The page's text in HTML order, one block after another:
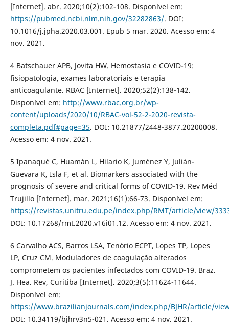
[Internet]. abr. 2020;10(2):102-108. Disponível em:
https://pubmed.ncbi.nlm.nih.gov/32282863/. DOI:
10.1016/j.jpha.2020.03.001. Epub 5 mar. 2020. Acesso em: 4
nov. 2021.
4 Batschauer APB, Jovita HW. Hemostasia e COVID-19:
fisiopatologia, exames laboratoriais e terapia
anticoagulante. RBAC [Internet]. 2020;52(2):138-142.
Disponível em: http://www.rbac.org.br/wp-
content/uploads/2020/10/RBAC-vol-52-2-2020-revista-
completa.pdf#page=35. DOI: 10.21877/2448-3877.20200008.
Acesso em: 4 nov. 2021.
5 Ipanaqué C, Huamán L, Hilario K, Juménez Y, Julián-
Guevara K, Isla F, et al. Biomarkers associated with the
prognosis of severe and critical forms of COVID-19. Rev Méd
Trujillo [Internet]. mar. 2021;16(1):66-73. Disponível em:
https://revistas.unitru.edu.pe/index.php/RMT/article/view/
DOI: 10.17268/rmt.2020.v16i01.12. Acesso em: 4 nov. 2021.
6 Carvalho ACS, Barros LSA, Tenório ECPT, Lopes TP, Lopes
LP, Cruz CM. Moduladores de coagulação alterados
comprometem os pacientes infectados com COVID-19. Braz.
J. Hea. Rev, Curitiba [Internet]. 2020;3(5):11624-11644.
Disponível em:
https://www.brazilianjournals.com/index.php/BJHR/article/
DOI: 10.34119/bjhrv3n5-021. Acesso em: 4 nov. 2021.